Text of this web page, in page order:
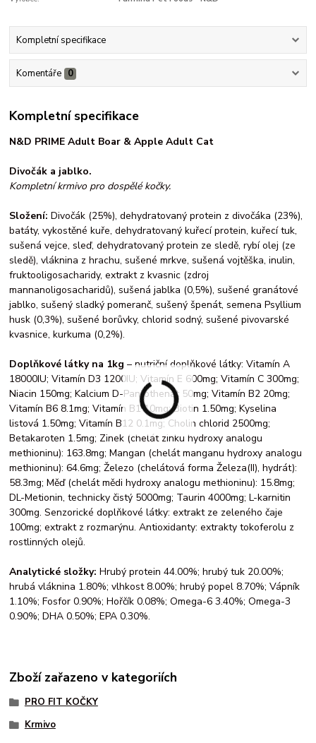
Kompletní specifikace
Komentáře 0
Kompletní specifikace
N&D PRIME Adult Boar & Apple Adult Cat
Divočák a jablko.
Kompletní krmivo prodospělé kočky.
Složení: Divočák (25%), dehydratovaný protein z divočáka (23%),
batáty, vykostěné kuře, dehydratovaný kuřecí protein, kuřecí tuk,
sušená vejce, sleď, dehydratovaný protein ze sledě, rybí olej (ze
sledě), vláknina z hrachu, sušené mrkve, sušená vojtěška, inulin,
fruktooligosacharidy, extrakt z kvasnic (zdroj
mannanoligosacharidů), sušená jablka (0,5%), sušené granátové
jablko, sušený sladký pomeranč, sušený špenát, semena Psyllium
husk (0,3%), sušené borůvky, chlorid sodný, sušené pivovarské
kvasnice, kurkuma (0,2%).
Doplňkové látky na 1kg– nutriční doplňkové látky: Vitamín A
18000IU; Vitamín D3 1200IU; Vitamín E 600mg; Vitamín C 300mg;
Niacin 150mg; Kalcium D-Pantothenát 50mg; Vitamín B2 20mg;
Vitamín B6 8.1mg; Vitamín B1 10mg; Biotin 1.50mg; Kyselina
listová 1.50mg; Vitamín B12 0.1mg; Cholin chlorid 2500mg;
Betakaroten 1.5mg; Zinek (chelát zinku hydroxy analogu
methioninu): 163.8mg; Mangan (chelát manganu hydroxy analogu
methioninu): 64.6mg; Železo (chelátová forma Železa(II), hydrát):
58.3mg; Měď (chelát mědi hydroxy analogu methioninu): 15.8mg;
DL-Metionin, technicky čistý 5000mg; Taurin 4000mg; L-karnitin
300mg. Senzorické doplňkové látky: extrakt ze zeleného čaje
100mg; extrakt z rozmarýnu. Antioxidanty: extrakty tokoferolu z
rostlinných olejů.
Analytické složky: Hrubý protein 44.00%; hrubý tuk 20.00%;
hrubá vláknina 1.80%; vlhkost 8.00%; hrubý popel 8.70%; Vápník
1.10%; Fosfor 0.90%; Hořčík 0.08%; Omega-6 3.40%; Omega-3
0.90%; DHA 0.50%; EPA 0.30%.
Zboží zařazeno v kategoriích
PRO FIT KOČKY
Krmivo